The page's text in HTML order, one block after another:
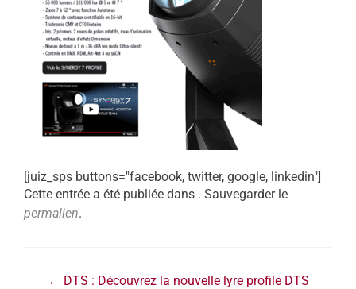
[juiz_sps buttons="facebook, twitter, google, linkedin"]
Cette entrée a été publiée dans . Sauvegarder le
permalien.
← DTS : Découvrez la nouvelle lyre profile DTS